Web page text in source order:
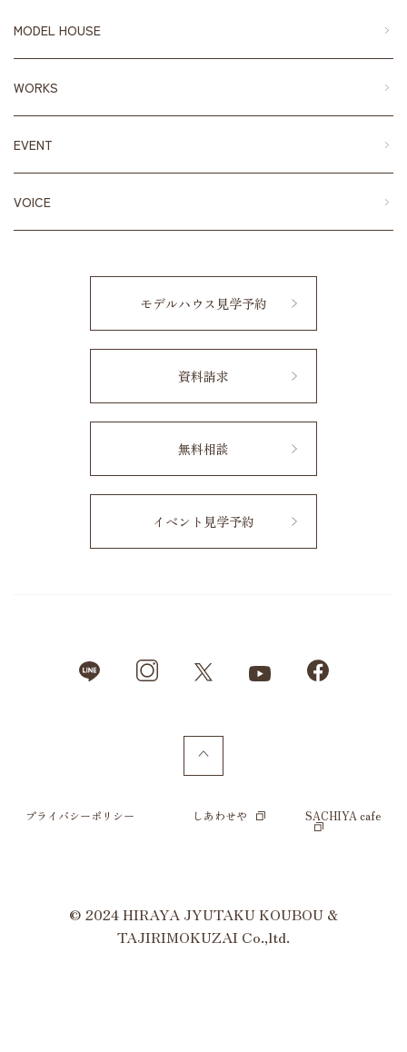
MODEL HOUSE
WORKS
EVENT
VOICE
モデルハウス見学予約
資料請求
無料相談
イベント見学予約
プライバシーポリシー しあわせや SACHIYA cafe
© 2024 HIRAYA JYUTAKU KOUBOU &
TAJIRIMOKUZAI Co.,ltd.